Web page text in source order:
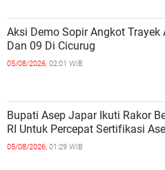
Aksi Demo Sopir Angkot Trayek
Dan 09 Di Cicurug
05/08/2026, 02:01 WIB
Bupati Asep Japar Ikuti Rakor
RI Untuk Percepat Sertifikasi
05/08/2026, 01:29 WIB